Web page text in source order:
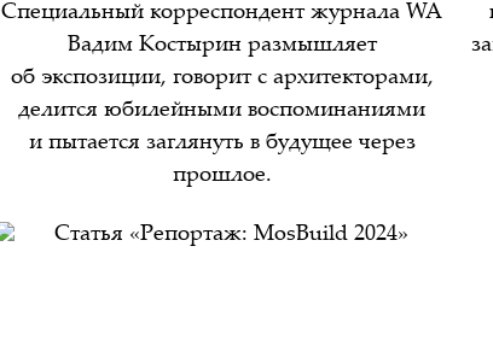
Специальный корреспондент журнала WA
Вадим Костырин размышляет
об экспозиции, говорит с архитекторами,
делится юбилейными воспоминаниями
и пытается заглянуть в будущее через
прошлое.